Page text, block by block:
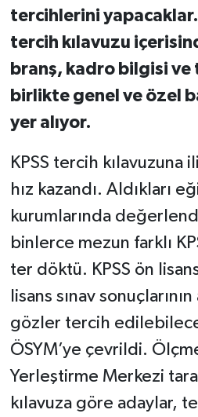
tercihlerini
tercih kılavuzu
branş, kadro bilgisi ve
birlikte genel ve özel
yer alıyor.
KPSS tercih kılavuzuna
hız kazandı. Aldıkları
kurumlarında
binlerce mezun farklı
ter döktü. KPSS ön
lisans sınav
gözler tercih
ÖSYM’ye çevrildi.
Yerleştirme Merkezi
kılavuza göre adaylar,